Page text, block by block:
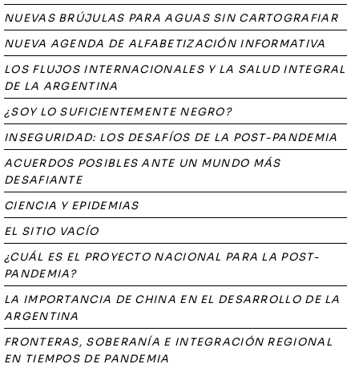
NUEVAS BRÚJULAS PARA AGUAS SIN CARTOGRAFIAR
NUEVA AGENDA DE ALFABETIZACIÓN INFORMATIVA
LOS FLUJOS INTERNACIONALES Y LA SALUD INTEGRAL
DE LA ARGENTINA
¿SOY LO SUFICIENTEMENTE NEGRO?
INSEGURIDAD: LOS DESAFÍOS DE LA POST-PANDEMIA
ACUERDOS POSIBLES ANTE UN MUNDO MÁS
DESAFIANTE
CIENCIA Y EPIDEMIAS
EL SITIO VACÍO
¿CUÁL ES EL PROYECTO NACIONAL PARA LA POST-
PANDEMIA?
LA IMPORTANCIA DE CHINA EN EL DESARROLLO DE LA
ARGENTINA
FRONTERAS, SOBERANÍA E INTEGRACIÓN REGIONAL
EN TIEMPOS DE PANDEMIA